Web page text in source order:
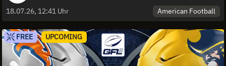
18.07.26, 12:41 Uhr American Football
FREE UPCOMING